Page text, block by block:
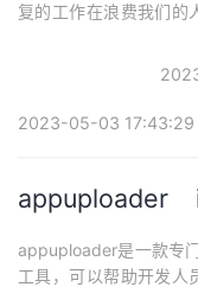
复的工作在浪费我们的
我们而来——
明星库在 github 已经
2023-05-03 17:43:29
appuploader
appuploader是一款专
工具，可以帮助开发人